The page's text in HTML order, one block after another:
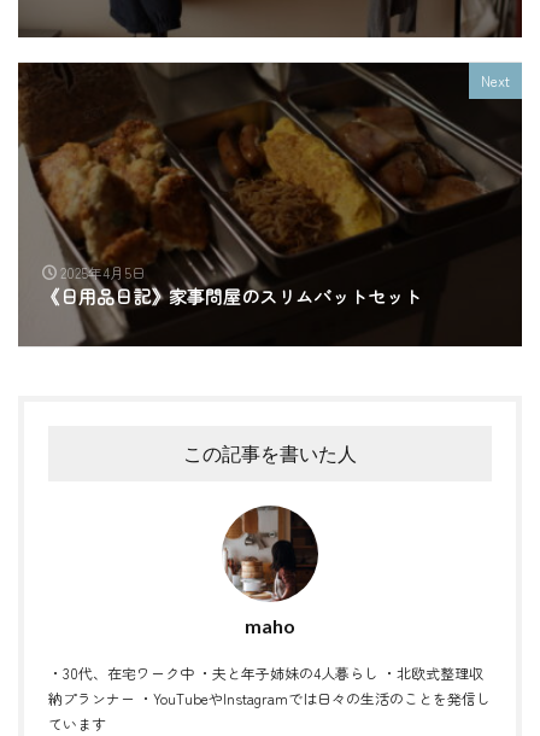
Next
2025年4月5日
《日用品日記》家事問屋のスリムバットセット
この記事を書いた人
maho
・30代、在宅ワーク中 ・夫と年子姉妹の4人暮らし ・北欧式整理収
納プランナー ・YouTubeやInstagramでは日々の生活のことを発信し
ています